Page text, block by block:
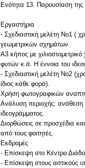
Ενότητα 13. Παρουσίαση της
Εργαστήρια
- Σχεδιαστική μελέτη Νο1 (
γεωμετρικών σχημάτων
Α3 κήπος με
φυτών κ.ά. Η έννοια του
- Σχεδιαστική μελέτη Νο2
ίδιος κάθε φορά).
Χρήση φωτογραφικών
Ανάλυση περιοχής: ανάθεση
ιδεογράμματος.
Διορθώσεις σε προσχέδια
από τους φοιτητές.
Εκδρομές
- Επίσκεψη στο Κέντρο